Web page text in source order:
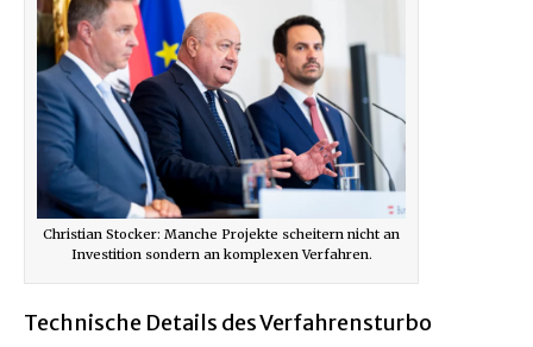
Christian Stocker: Manche Projekte scheitern nicht an
Investition sondern an komplexen Verfahren.
Technische Details des Verfahrensturbo